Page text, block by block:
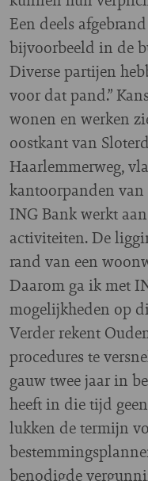
Een deels
bijvoorbeeld in de
Diverse partijen
voor dat pand.”
wonen en werken
oostkant van
Haarlemmerweg,
kantoorpanden van
ING Bank werkt
activiteiten. De
rand van een
Daarom ga ik met
mogelijkheden op
Verder rekent
procedures te
gauw twee jaar in
heeft in die tijd
lukken de termijn
benodigde